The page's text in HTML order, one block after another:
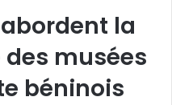
la
musées
béninois